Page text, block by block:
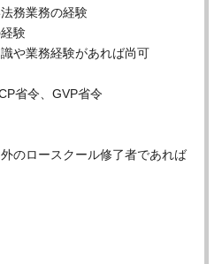
務業務の経験
験
識や業務経験があれば尚可
省令、GVP省令
のロースクール修了者であれば